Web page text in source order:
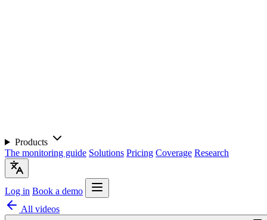
Products
The monitoring guide Solutions Pricing Coverage Research
Log in Book a demo
All videos